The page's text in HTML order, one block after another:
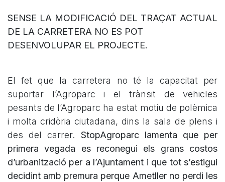
SENSE LA MODIFICACIÓ DEL TRAÇAT ACTUAL
DE LA CARRETERA NO ES POT
DESENVOLUPAR EL PROJECTE.
El fet que la carretera no té la capacitat per
suportar l’Agroparc i el trànsit de vehicles
pesants de l’Agroparc ha estat motiu de polèmica
i molta cridòria ciutadana, dins la sala de plens i
des del carrer. StopAgroparc lamenta que per
primera vegada es reconegui els grans costos
d’urbanització per a l’Ajuntament i que tot s’estigui
decidint amb premura perque Ametller no perdi les